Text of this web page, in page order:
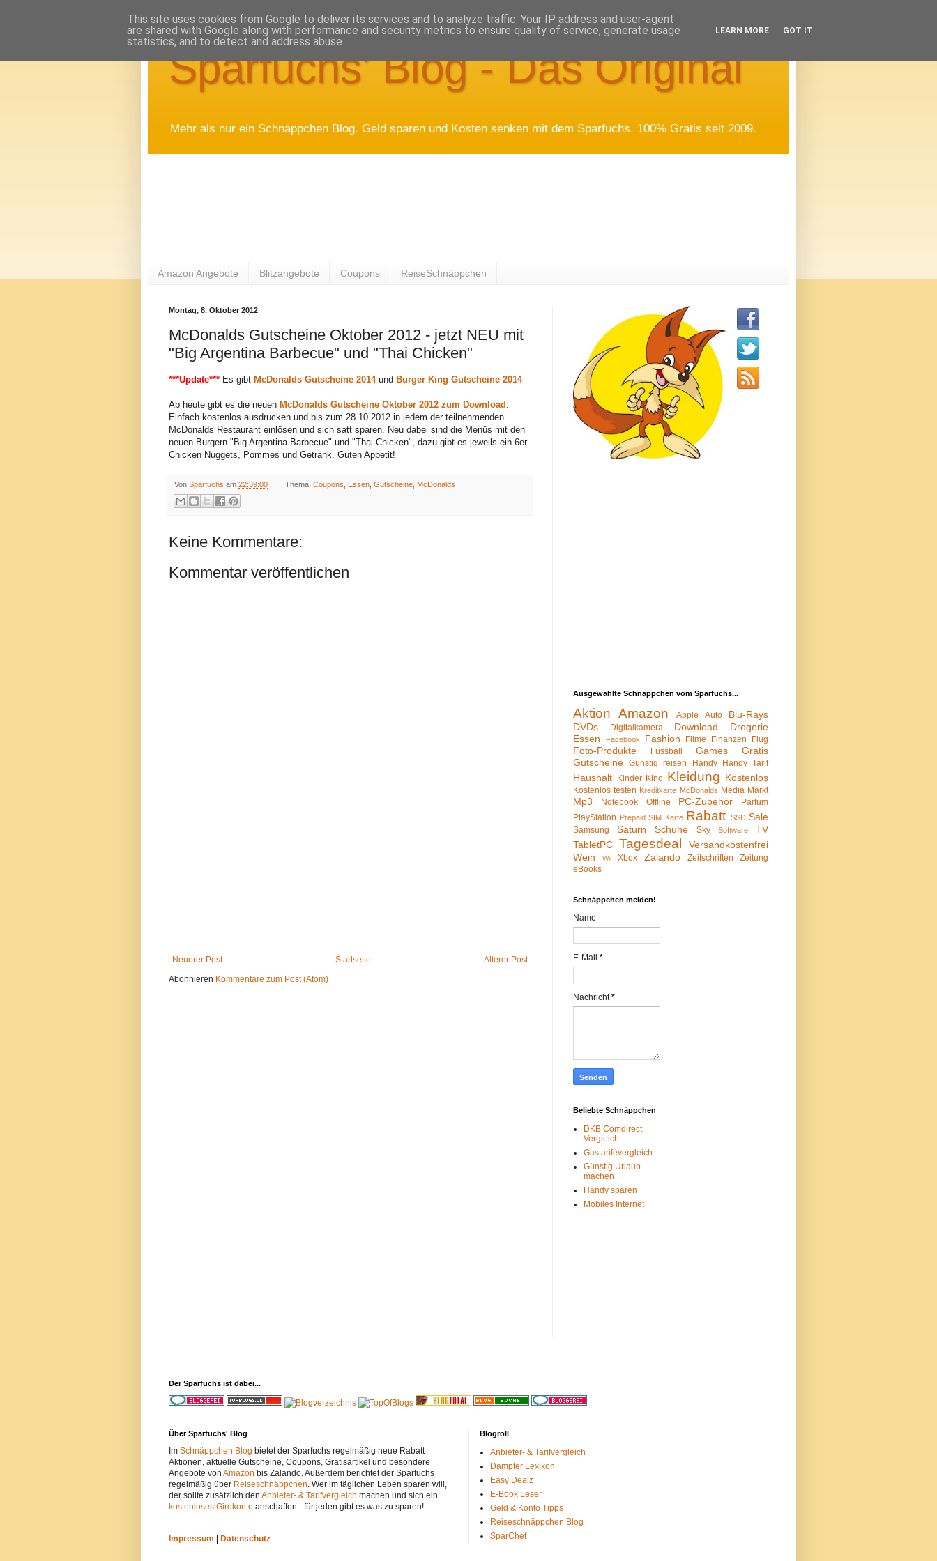
Sparfuchs' Blog - Das Original
Mehr als nur ein Schnäppchen Blog. Geld sparen und Kosten senken mit dem Sparfuchs. 100% Gratis seit 2009.
Amazon Angebote Blitzangebote Coupons ReiseSchnäppchen
Montag, 8. Oktober 2012
McDonalds Gutscheine Oktober 2012 - jetzt NEU mit
"Big Argentina Barbecue" und "Thai Chicken"
***Update*** Es gibt McDonalds Gutscheine 2014und Burger King Gutscheine 2014
Ab heute gibt es die neuen McDonalds Gutscheine Oktober 2012 zum Download
Einfach kostenlos ausdrucken und bis zum 28.10.2012 in jedem der teilnehmenden
McDonalds Restaurant einlösen und sich satt sparen. Neu dabei sind die Menüs mit den
neuen Burgern "Big Argentina Barbecue" und "Thai Chicken", dazu gibt es jeweils ein 6er
Chicken Nuggets, Pommes und Getränk. Guten Appetit!
Von Sparfuchs am 22:39:00 Thema: Coupons Essen, Gutscheine, McDonalds
Keine Kommentare:
Kommentar veröffentlichen
Neuerer Post Älterer Post
Startseite
Abonnieren Kommentare zum Post (Atom)
Ausgewählte Schnäppchen vom Sparfuchs...
Aktion Amazon Apple Auto
Blu-Rays
DVDs
Digitalkamera Download
Drogerie
Essen
Facebook Fashion Filme Finanzen Flug
Foto-Produkte Fussball Games
Gratis
Gutscheine Günstig reisen Handy Handy Tarif
Haushalt Kinder Kino Kleidung Kostenlos
Kostenlos testen Kreditkarte McDonalds Media Markt
Mp3 Notebook Offline PC-Zubehör
Parfum
PlayStation Prepaid SIM Karte Rabatt SSD Sale
Samsung Saturn Schuhe Sky Software
TV
TabletPC Tagesdeal
Versandkostenfrei
Wein
Wii Xbox Zalando Zeitschriften
Zeitung
eBooks
Schnäppchen melden!
Name
E-Mail *
Nachricht*
Beliebte Schnäppchen
DKB Comdirect
Vergleich
Gastarifevergleich
Günstig Urlaub
machen
Handy sparen
Mobiles Internet
Der Sparfuchs ist dabei...
Über Sparfuchs' Blog
Im Schnäppchen Blog bietet der Sparfuchs regelmäßig neue Rabatt
Aktionen, aktuelle Gutscheine, Coupons, Gratisartikel und besondere
Angebote von Amazon bis Zalando. Außerdem berichtet der Sparfuchs
regelmäßig über Reiseschnäppchen. Wer im täglichen Leben sparen will,
der sollte zusätzlich den Anbieter- & Tarifvergleich machen und sich ein
kostenloses Girokonto anschaffen - für jeden gibt es was zu sparen!
Impressum Datenschutz
Blogroll
Anbieter- & Tarifvergleich
Dampfer Lexikon
Easy Dealz
E-Book Leser
Geld & Konto Tipps
Reiseschnäppchen Blog
SparChef
This site uses cookies from Google to deliver its services and to analyze traffic. Your IP address and user-agent
are shared with Google along with performance and security metrics to ensure quality of service, generate usage
statistics, and to detect and address abuse.
LEARN MORE GOT IT